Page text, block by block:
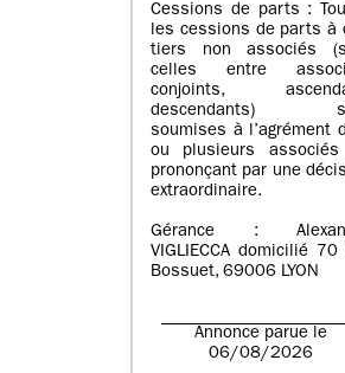
Cessions de parts :
les cessions de parts à
tiers non associés
celles entre
conjoints,
descendants)
soumises à l’agrément
ou plusieurs
prononçant par une
extraordinaire.
Gérance :
VIGLIECCA domicilié 70
Bossuet, 69006 LYON
Annonce parue le
06/08/2026